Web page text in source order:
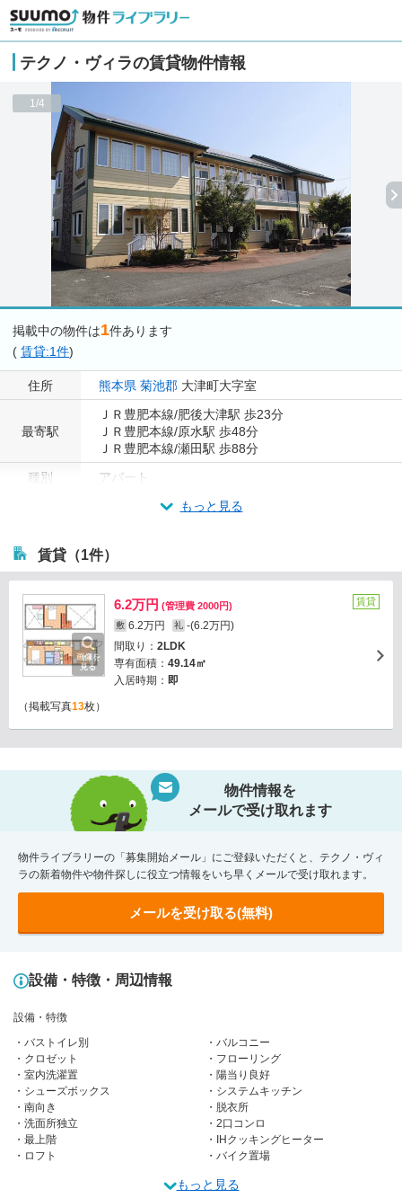
テクノ・ヴィラの賃貸物件情報
1/4
掲載中の物件は1件あります
( 賃貸:1件)
住所 熊本県 菊池郡 大津町大字室
最寄駅
ＪＲ豊肥本線/肥後大津駅 歩23分
ＪＲ豊肥本線/原水駅 歩48分
ＪＲ豊肥本線/瀬田駅 歩88分
種別
アパート
もっと見る
賃貸（1件）
画像を
見る
6.2万円 (管理費 2000円)
敷 6.2万円 礼 -(6.2万円)
間取り： 2LDK
専有面積： 49.14㎡
入居時期： 即
賃貸
（掲載写真13枚）
物件情報を
メールで受け取れます
物件ライブラリーの「募集開始メール」にご登録いただくと、テクノ・ヴィ
ラの新着物件や物件探しに役立つ情報をいち早くメールで受け取れます。
メールを受け取る(無料)
設備・特徴・周辺情報
設備・特徴
バストイレ別
バルコニー
クロゼット
フローリング
室内洗濯置
陽当り良好
シューズボックス
システムキッチン
南向き
脱衣所
洗面所独立
2口コンロ
最上階
IHクッキングヒーター
ロフト
バイク置場
もっと見る